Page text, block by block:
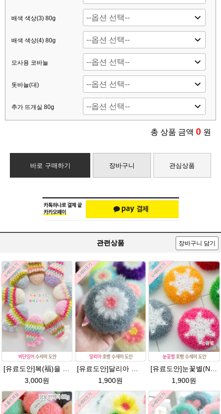
배색 색상(3) 80g
배색 색상(4) 80g
모사용 코바늘
돗바늘(대)
추가 뜨개실 80g
총 상품 금액 0 원
바로 구매하기 장바구니 관심상품
관련상품 장바구니 담기
[유료도안]복(福)을 부르는 비단잉어 수세미 코바늘뜨기 도안+꼬리부분 동영상 /복수세미뜨기/수세미실/반짝이수세미/반짝이실/ 힐링 웰빙수세미 퐁퐁수세미 코바늘수세미
3,000원
[유료도안]달리아 호빵수세미뜨기 도안(수세미실은 옵션에서 추가구매 가능)/꽃수세미도안 /별호빵수세미처럼 예쁜수세미뜨기/빤짝이수세미실/웰빙수세미실/고급수세미실/데이지 반짝이수세미
1,900원
[유료도안]눈꽃별(NO.1) 수세미뜨기 도안(수세미실은 옵션에서 추가구매 가능)/별호빵수세미처럼 예쁜수세미뜨기/반짝이 수세미실/웰빙수세미실/고급수세미실/눈꽃 반짝이수세미 눈꽃수세미
1,900원